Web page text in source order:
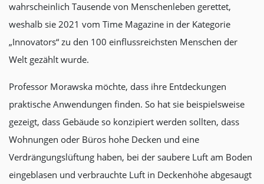
wahrscheinlich Tausende von Menschenleben gerettet,
weshalb sie 2021 vom Time Magazine in der Kategorie
„Innovators“ zu den 100 einflussreichsten Menschen der
Welt gezählt wurde.
Professor Morawska möchte, dass ihre Entdeckungen
praktische Anwendungen finden. So hat sie beispielsweise
gezeigt, dass Gebäude so konzipiert werden sollten, dass
Wohnungen oder Büros hohe Decken und eine
Verdrängungslüftung haben, bei der saubere Luft am Boden
eingeblasen und verbrauchte Luft in Deckenhöhe abgesaugt